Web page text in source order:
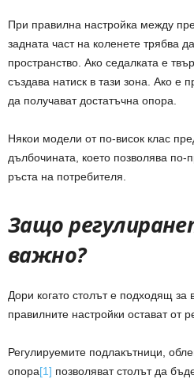
При правилна настройка между
задната част на коленете трябва
пространство. Ако седалката е
създава натиск в тази зона. Ако е
да получават достатъчна опора.
Някои модели от по-висок клас
дълбочината, което позволява по-
ръста на потребителя.
Защо
важно?
Дори когато столът е подходящ за
правилните настройки остават от
Регулируемите подлакътници,
опора[1] позволяват столът да